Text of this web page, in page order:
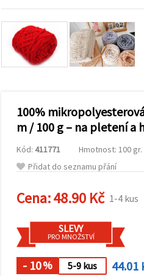
zobrazovali
obsah a
reklamu, a
to i s
pomocí
našich
marketing.
souhlasit s
všech
cookies
kliknutím
vše!" Nebo
uvést své
preference v
Nastavení
výběrem
daného
100%
m / 100 g – na pletení a
Kód: 411771
Hmotnost: 100 gr.
Přidat do seznamu přání
Cena:48.90 Kč 1-4 kus
SLEVY
PRO MNOŽSTVÍ
- 10% 5-9 kus
44.01